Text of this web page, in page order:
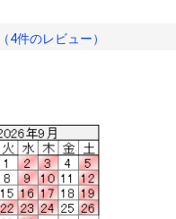
（4件のレビュー）